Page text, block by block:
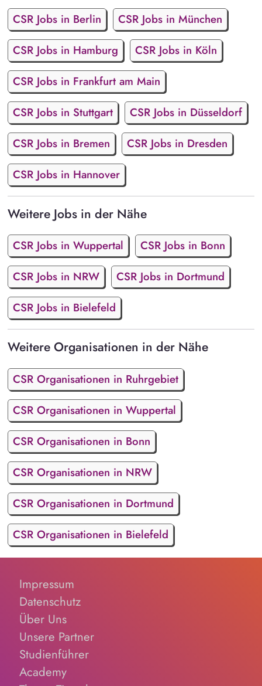
CSR Jobs in Berlin
CSR Jobs in München
CSR Jobs in Hamburg
CSR Jobs in Köln
CSR Jobs in Frankfurt am Main
CSR Jobs in Stuttgart
CSR Jobs in Düsseldorf
CSR Jobs in Bremen
CSR Jobs in Dresden
CSR Jobs in Hannover
Weitere Jobs in der Nähe
CSR Jobs in Wuppertal
CSR Jobs in Bonn
CSR Jobs in NRW
CSR Jobs in Dortmund
CSR Jobs in Bielefeld
Weitere Organisationen in der Nähe
CSR Organisationen in Ruhrgebiet
CSR Organisationen in Wuppertal
CSR Organisationen in Bonn
CSR Organisationen in NRW
CSR Organisationen in Dortmund
CSR Organisationen in Bielefeld
Impressum
Datenschutz
Über Uns
Unsere Partner
Studienführer
Academy